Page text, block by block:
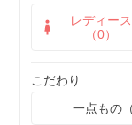
レディース
（0）
こだわり
一点もの（